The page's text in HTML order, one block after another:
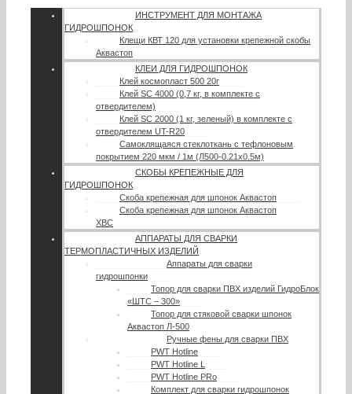
ИНСТРУМЕНТ ДЛЯ МОНТАЖА
ГИДРОШПОНОК
Клещи КВТ 120 для установки крепежной скобы
Аквастоп
КЛЕИ ДЛЯ ГИДРОШПОНОК
Клей космопласт 500 20г
Клей SC 4000 (0,7 кг, в комплекте с
отвердителем)
Клей SC 2000 (1 кг, зеленый) в комплекте с
отвердителем UT-R20
Самоклящаяся стеклоткань с тефлоновым
покрытием 220 мкм / 1м (Л500-0.21х0.5м)
СКОБЫ КРЕПЕЖНЫЕ ДЛЯ
ГИДРОШПОНОК
Скоба крепежная для шпонок Аквастоп
Скоба крепежная для шпонок Аквастоп
ХВС
АППАРАТЫ ДЛЯ СВАРКИ
ТЕРМОПЛАСТИЧНЫХ ИЗДЕЛИЙ
Аппараты для сварки
гидрошпонки
Топор для сварки ПВХ изделий ГидроБлок
«ШТС – 300»
Топор для стяковой сварки шпонок
Аквастоп Л-500
Ручные фены для сварки ПВХ
PWT Hotline
PWT Hotline L
PWT Hotline PRo
Комплект для сварки гидрошпонок